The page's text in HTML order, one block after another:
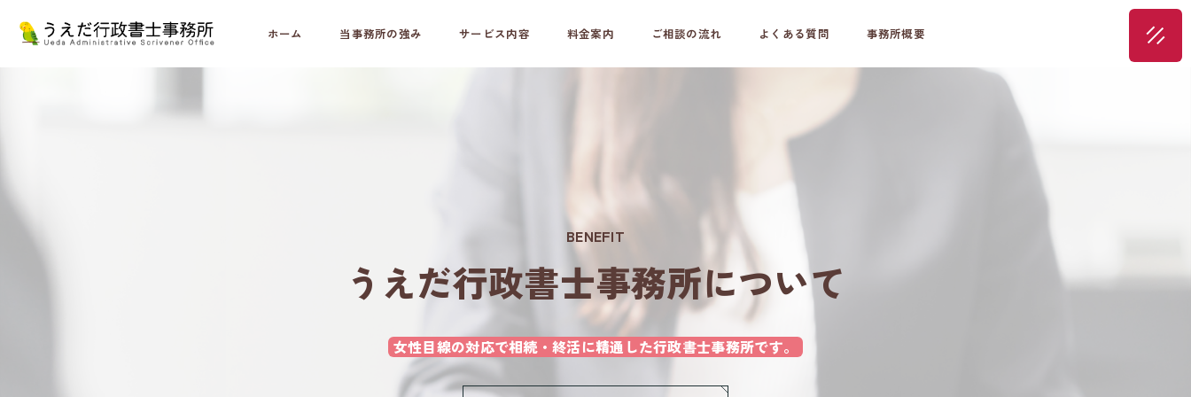
ホーム 当事務所の強み サービス内容 料金案内 ご相談の流れ よくある質問 事務所概要
BENEFIT
うえだ行政書士事務所について
女性目線の対応で相続・終活に精通した行政書士事務所です。